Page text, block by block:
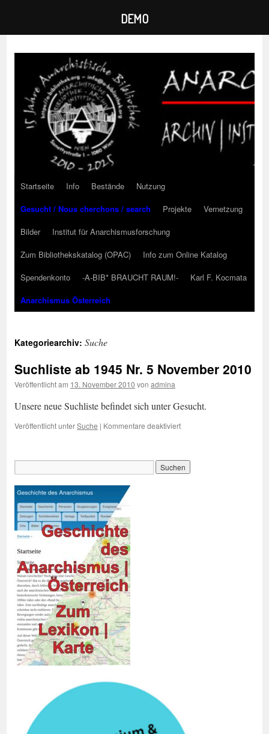
Startseite Info Bestände
Nutzung
Gesucht / Nous cherchons / search
Projekte
Vernetzung
Bilder
Institut für Anarchismusforschung
Zum Bibliothekskatalog (OPAC)
Info zum Online Katalog
Spendenkonto
-A-BIB* BRAUCHT RAUM!-
Karl F. Kocmata
Anarchismus Österreich
Kategoriearchiv: Suche
Suchliste ab 1945 Nr. 5 November 2010
Veröffentlicht am 13. November 2010 von admina
Unsere neue Suchliste befindet sich unter Gesucht.
Veröffentlicht unterSuche | Kommentare deaktiviertfür
Nr.
DEMO